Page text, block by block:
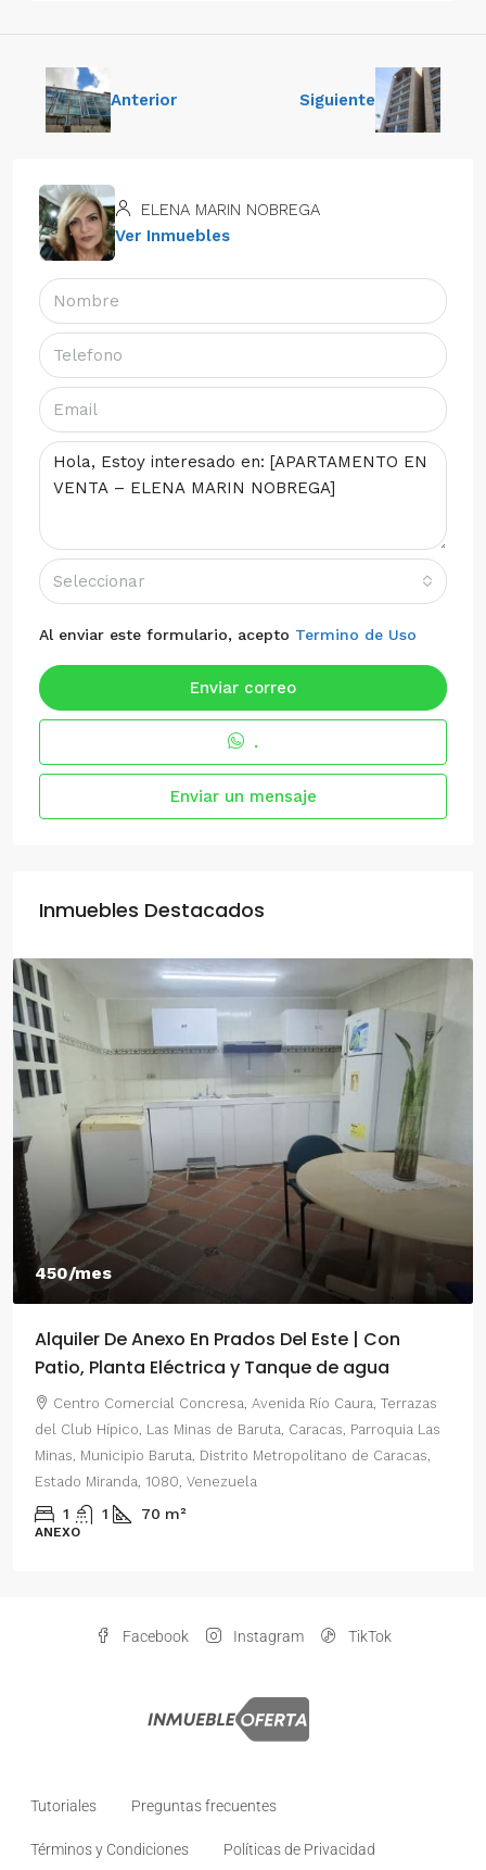
Anterior Siguiente
ELENA MARIN NOBREGA
Ver Inmuebles
Seleccionar
Al enviar este formulario, acepto Termino de Uso
Enviar correo
.
Enviar un mensaje
Inmuebles Destacados
450/mes
Alquiler De Anexo En Prados Del Este | Con
Patio, Planta Eléctrica y Tanque de agua
Centro Comercial Concresa, Avenida Río Caura, Terrazas
del Club Hípico, Las Minas de Baruta, Caracas, Parroquia Las
Minas, Municipio Baruta, Distrito Metropolitano de Caracas,
Estado Miranda, 1080, Venezuela
1 1 70 m²
ANEXO
Facebook Instagram TikTok
Tutoriales Preguntas frecuentes
Términos y Condiciones Políticas de Privacidad